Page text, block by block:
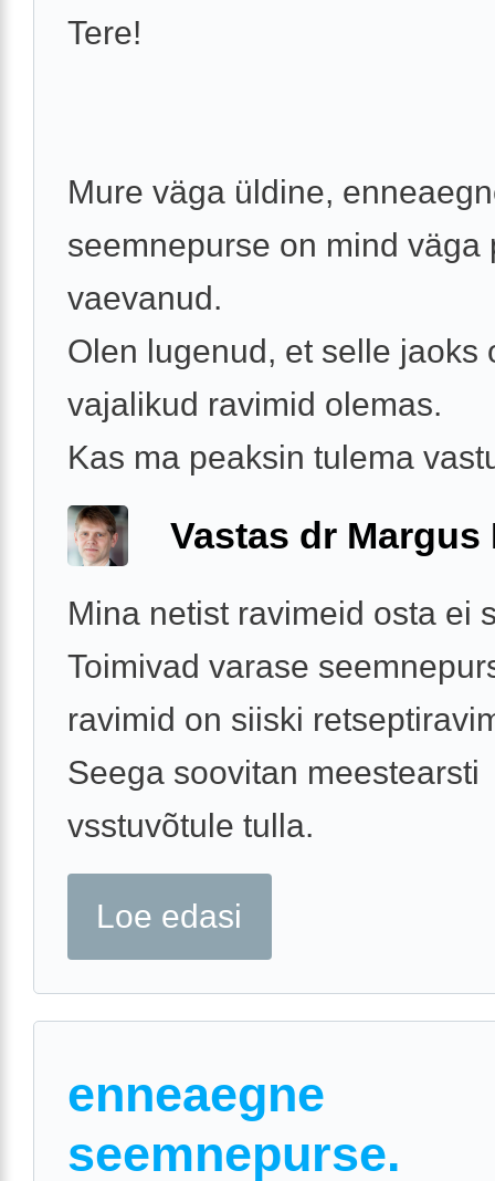
Tere!
Mure väga üldine,
seemnepurse on mind väga
vaevanud.
Olen lugenud, et selle jaoks
vajalikud ravimid olemas.
Kas ma peaksin tulema
Vastas dr Margus
Mina netist ravimeid osta ei
Toimivad varase
ravimid on siiski
Seega soovitan meestearsti
vsstuvõtule tulla.
Loe edasi
enneaegne
seemnepurse.